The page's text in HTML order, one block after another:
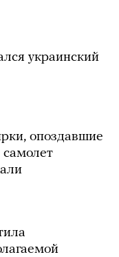
украинский
опоздавшие
самолет